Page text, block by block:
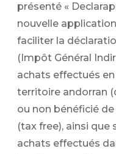
présenté «
nouvelle
faciliter la
(Impôt Général
achats effectués
territoire andorran
ou non bénéficié
(tax free), ainsi que
achats effectués